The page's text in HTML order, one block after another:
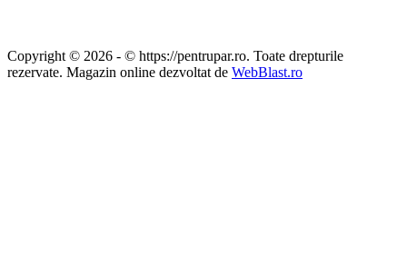
Copyright © 2026 - © https://pentrupar.ro. Toate drepturile
rezervate. Magazin online dezvoltat de WebBlast.ro